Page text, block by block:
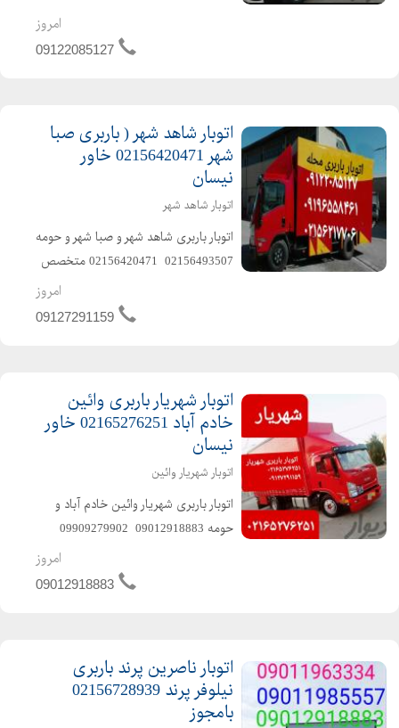
09127291159️ ️متخصص در حمل و نقل
اثاثیه منزل وجهیزیه و مبلمان و شرکتها
امروز
09122085127
اتوبار شاهد شهر ( باربری صبا
شهر 02156420471 خاور
نیسان
اتوبار شاهد شهر
️اتوبار باربری شاهد شهر و صبا شهر و حومه️
️02156493507 ️ 02156420471 ️متخصص
در حمل و نقل اثاثیه منزل وجهیزیه و
مبلمان و شرکتها و غیره ️باکادر مجرب و
امروز
09127291159
اتوبار شهریار باربری وائین
خادم آباد 02165276251 خاور
نیسان
اتوبار شهریار وائین
اتوبار باربری شهریار وائین خادم آباد و
حومه 09012918883 ️ 09909279902
وجهیزیه و مبلمان و شرکتها و غیره باکادر
امروز
09012918883
اتوبار ناصرین پرند باربری
نیلوفر پرند 02156728939
بامجوز